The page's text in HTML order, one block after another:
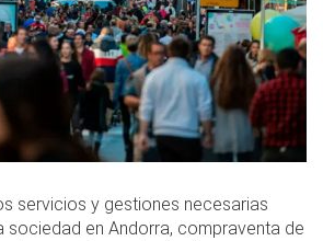
servicios y gestiones necesarias
sociedad en Andorra, compraventa de